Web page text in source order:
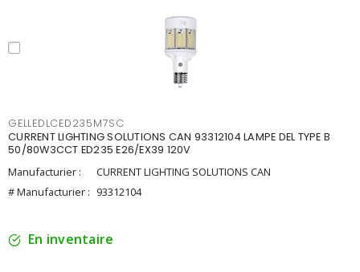
GELLEDLCED235M7SC
CURRENT LIGHTING SOLUTIONS CAN 93312104 LAMPE DEL TYPE B
50/80W3CCT ED235 E26/EX39 120V
Manufacturier :
CURRENT LIGHTING SOLUTIONS CAN
# Manufacturier : 93312104
En inventaire